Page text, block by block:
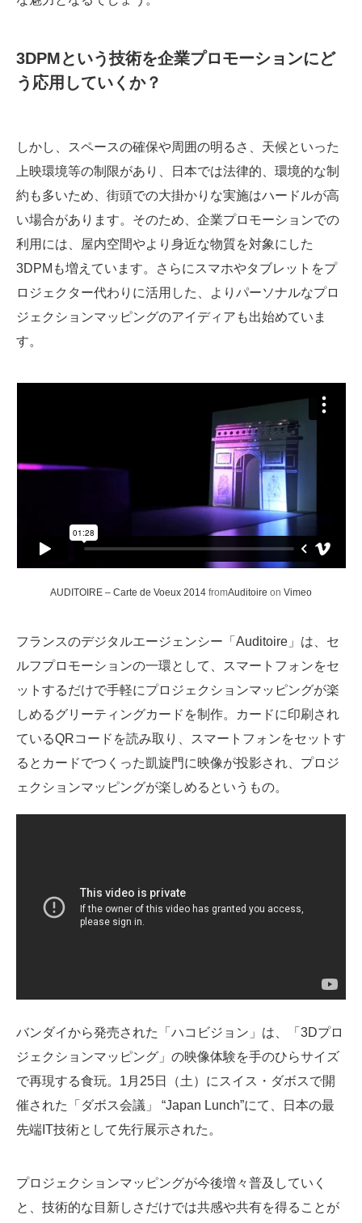
3DPMという技術を企業プロモーションにど
う応用していくか？
しかし、スペースの確保や周囲の明るさ、天候といった
上映環境等の制限があり、日本では法律的、環境的な制
約も多いため、街頭での大掛かりな実施はハードルが高
い場合があります。そのため、企業プロモーションでの
利用には、屋内空間やより身近な物質を対象にした
3DPMも増えています。さらにスマホやタブレットをプ
ロジェクター代わりに活用した、よりパーソナルなプロ
ジェクションマッピングのアイディアも出始めていま
す。
AUDITOIRE – Carte de Voeux 2014 fromAuditoire on Vimeo
フランスのデジタルエージェンシー「Auditoire」は、セ
ルフプロモーションの一環として、スマートフォンをセ
ットするだけで手軽にプロジェクションマッピングが楽
しめるグリーティングカードを制作。カードに印刷され
ているQRコードを読み取り、スマートフォンをセットす
るとカードでつくった凱旋門に映像が投影され、プロジ
ェクションマッピングが楽しめるというもの。
バンダイから発売された「ハコビジョン」は、「3Dプロ
ジェクションマッピング」の映像体験を手のひらサイズ
で再現する食玩。1月25日（土）にスイス・ダボスで開
催された「ダボス会議」 “Japan Lunch”にて、日本の最
先端IT技術として先行展示された。
プロジェクションマッピングが今後増々普及していく
と、技術的な目新しさだけでは共感や共有を得ることが